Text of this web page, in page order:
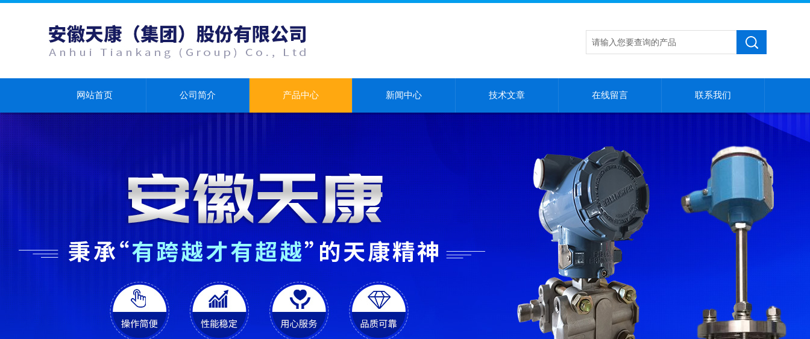
网站首页 公司简介 产品中心 新闻中心 技术文章 在线留言 联系我们